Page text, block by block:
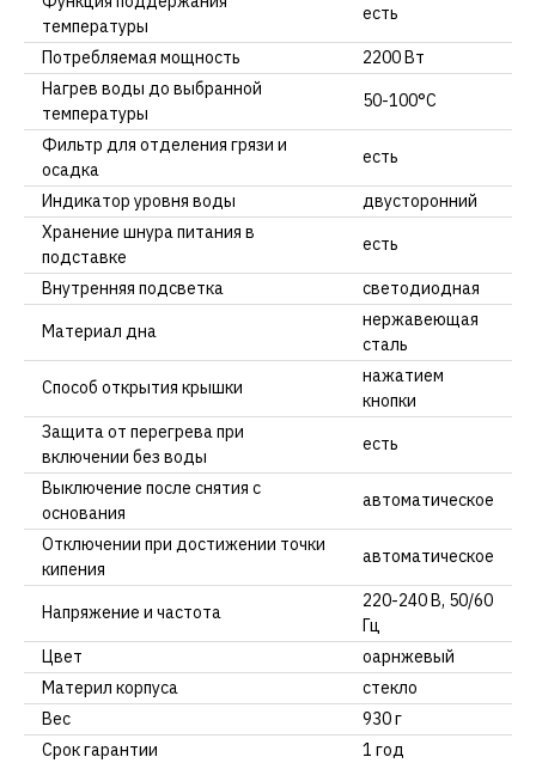
температуры
есть
Потребляемая мощность
2200 Вт
Нагрев воды до выбранной
температуры
50-100°C
Фильтр для отделения грязи и
осадка
есть
Индикатор уровня воды
двусторонний
Хранение шнура питания в
подставке
есть
Внутренняя подсветка
светодиодная
Материал дна
нержавеющая
сталь
Способ открытия крышки
нажатием
кнопки
Защита от перегрева при
включении без воды
есть
Выключение после снятия с
основания
автоматическое
Отключении при достижении точки
кипения
автоматическое
Напряжение и частота
220-240 В, 50/60
Гц
Цвет
оарнжевый
Материл корпуса
стекло
Вес
930 г
Срок гарантии
1 год